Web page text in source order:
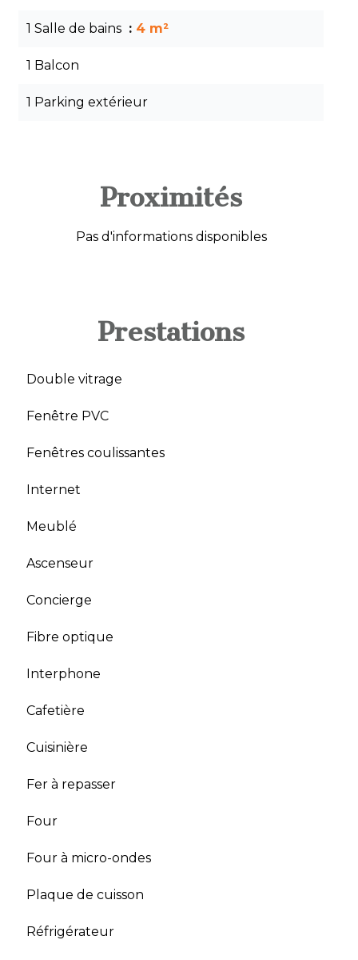
1 Salle de bains 4 m²
1 Balcon
1 Parking extérieur
Proximités
Pas d'informations disponibles
Prestations
Double vitrage
Fenêtre PVC
Fenêtres coulissantes
Internet
Meublé
Ascenseur
Concierge
Fibre optique
Interphone
Cafetière
Cuisinière
Fer à repasser
Four
Four à micro-ondes
Plaque de cuisson
Réfrigérateur